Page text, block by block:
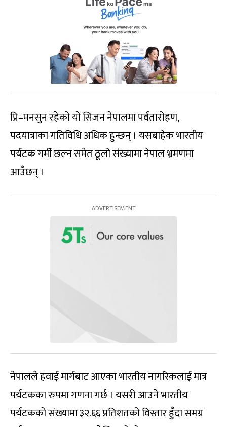
प्रि–मनसुन रहेको यो सिजन नेपालमा पर्वतारोहण,
पदयात्राका गतिविधि अधिक हुन्छन् । यसबाहेक भारतीय
पर्यटक गर्मी छल्न समेत ठूलो संख्यामा नेपाल भ्रमणमा
आउँछन् ।
नेपालले हवाई मार्गबाट आएका भारतीय नागरिकलाई मात्र
पर्यटकका रुपमा गणना गर्छ । यसरी आउने भारतीय
पर्यटकको संख्यामा ३२.६६ प्रतिशतको विस्तार हुँदा समग्र